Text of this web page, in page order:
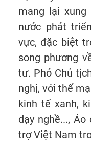
mang lại
nước phát
vực, đặc biệt
song phương
tư. Phó Chủ
nghị, với thế
kinh tế xanh,
dạy nghề...,
trợ Việt Nam